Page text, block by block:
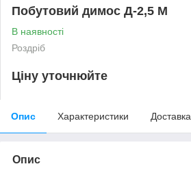
Побутовий димос Д-2,5 М
В наявності
Роздріб
Ціну уточнюйте
Опис Характеристики Доставка
Опис